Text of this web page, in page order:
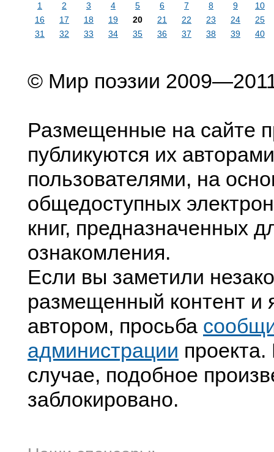
1 2 3 4 5 6 7 8 9
10
16
17 18 19 20 21 22 23 24
25
31
32 33 34 35 36 37 38 39 40
© Мир поэзии
Размещенные на сайте
публикуются их
пользователями, на
общедоступных
книг, предназначенных
ознакомления.
Если вы заметили
размещенный контент и
автором, просьба
администрации
случае, подобное
заблокировано.